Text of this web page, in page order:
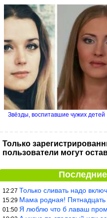
Звёзды, воспитавшие чужих детей
Только
пользователи могут
12:27 Только сливать надо
15:29 Мама родная! Пятнадцать
01:50 Я люблю что б лаваш